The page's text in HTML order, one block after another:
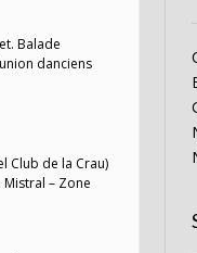
Balade
danciens
Club de la Crau)
– Zone